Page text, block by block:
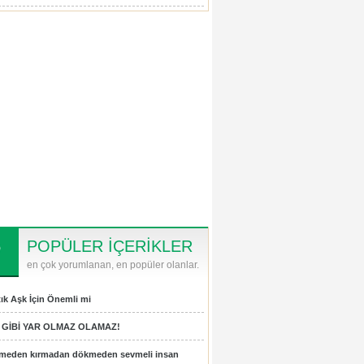
POPÜLER İÇERİKLER
en çok yorumlanan, en popüler olanlar.
Aşk İçin Önemli mi
YAR OLMAZ OLAMAZ!
kırmadan dökmeden sevmeli insan